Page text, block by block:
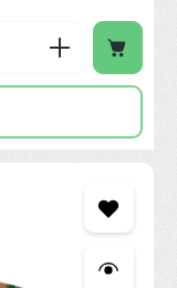
Wert